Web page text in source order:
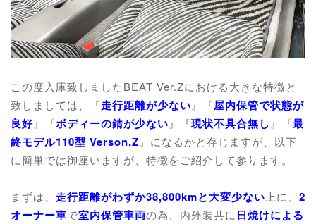
この度入庫致しましたBEAT Ver.Zにおける大きな特徴と
致しましては、『走行距離が少ない 』『屋内保管で状態が
良好』『ボディーの錆が少ない 』『現状不具合無し 』 『最
終モデル110型 Verson.Z 』 になるかと存じますが、 以下
に簡単では御座いますが、特徴をご紹介して参ります。
まずは、 走行距離がわずか38,800kmと大変少ない 上に、 2
オーナー車で室内保管車両の為、内外装共に 日焼けによる